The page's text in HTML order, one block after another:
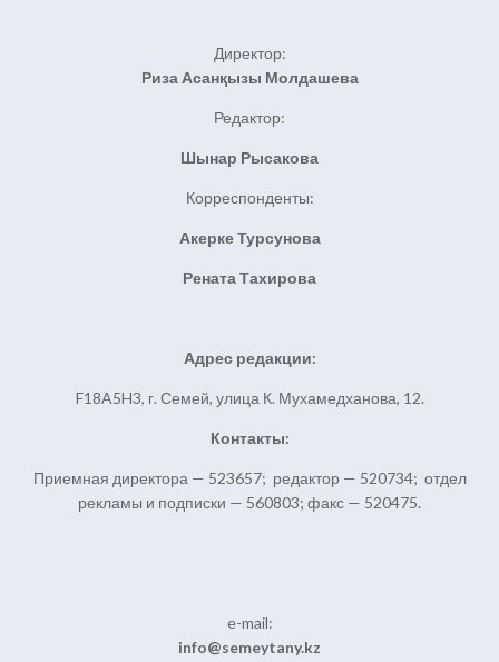
Директор:
Риза Асанқызы Молдашева
Редактор:
Шынар Рысакова
Корреспонденты:
Акерке Турсунова
Рената Тахирова
Адрес редакции:
F18A5H3, г. Семей, улица К. Мухамедханова, 12.
Контакты:
Приемная директора — 523657; редактор — 520734; отдел
рекламы и подписки — 560803; факс — 520475.
e-mail:
info@semeytany.kz